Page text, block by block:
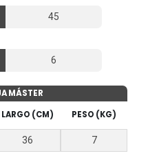
45
6
MÁSTER
LARGO (CM) PESO (KG)
36 7